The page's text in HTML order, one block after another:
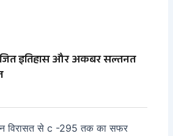
इतिहास और अकबर सल्तनत